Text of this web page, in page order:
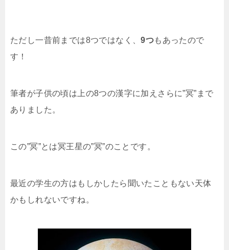
ただし一昔前までは8つではなく、9つもあったので
す！
筆者が子供の頃は上の8つの漢字に加えさらに”冥”まで
ありました。
この”冥”とは冥王星の”冥”のことです。
最近の学生の方はもしかしたら聞いたこともない天体
かもしれないですね。